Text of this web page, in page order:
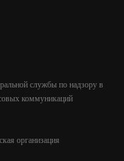
службы по надзору в
коммуникаций
организация